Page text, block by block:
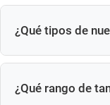
¿Qué tipos de
Adecuado para
¿Qué rango de